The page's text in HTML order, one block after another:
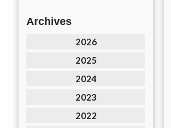
Archives
2026
2025
2024
2023
2022